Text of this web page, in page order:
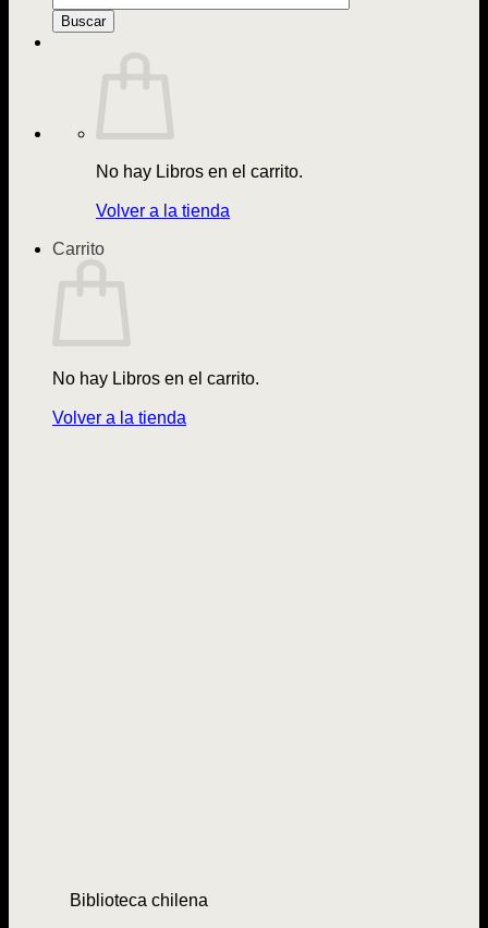
Buscar
No hay Libros en el carrito.
Volver a la tienda
Carrito
No hay Libros en el carrito.
Volver a la tienda
Biblioteca chilena